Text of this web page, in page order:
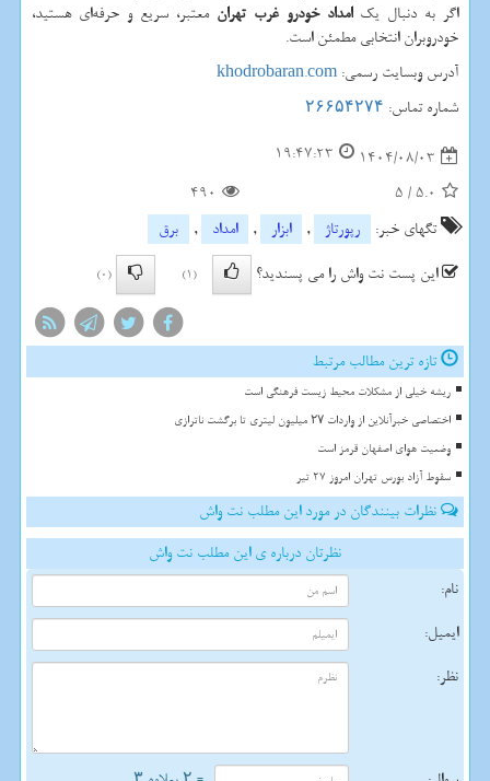
اگر به دنبال یکامداد خودرو غرب تهران معتبر، سریع و حرفه‌ای هستید،
خودروبران انتخابی مطمئن است.
آدرس وبسایت رسمی: khodrobaran.com
شماره تماس: ۲۶۶۵۴۲۷۴
1404/08/03
19:47:23
5.0
/
5
490
تگهای خبر:
رپورتاژ , ابزار , امداد ,
برق
این پست نت واش را می پسندید؟
(1)
(0)
تازه ترین مطالب مرتبط
ریشه خیلی از مشکلات محیط زیست فرهنگی است
اختصاصی خبرآنلاین از واردات ۲۷ میلیون لیتری تا برگشت ناترازی
وضعیت هوای اصفهان قرمز است
سقوط آزاد بورس تهران امروز 27 تیر
نظرات بینندگان در مورد این مطلب نت واش
نظرتان درباره ی این مطلب نت واش
نام:
ایمیل:
نظر: